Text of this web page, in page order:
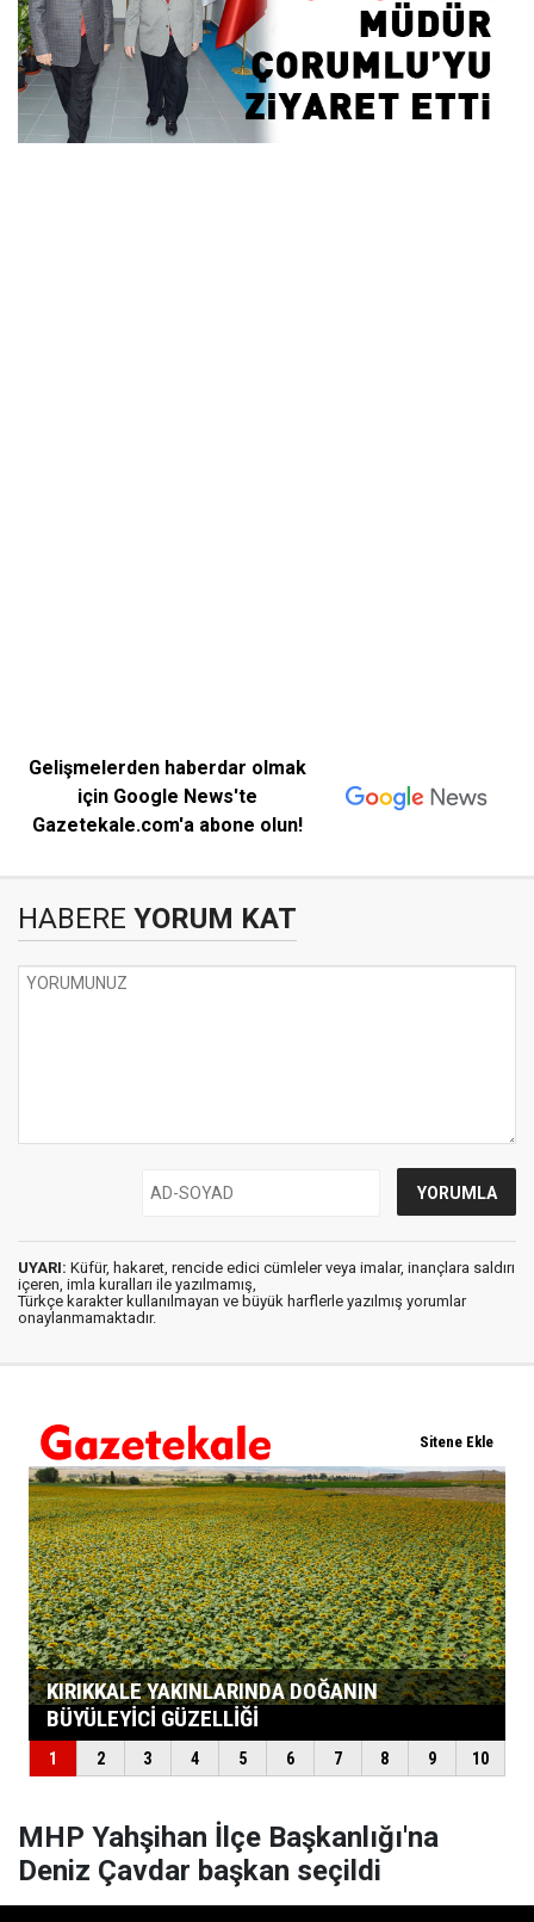
Gelişmelerden haberdar olmak
için Google News'te
Gazetekale.com'a abone olun!
HABERE YORUM KAT
UYARI: Küfür, hakaret, rencide edici cümleler veya imalar, inançlara saldırı
içeren, imla kuralları ile yazılmamış,
Türkçe karakter kullanılmayan ve büyük harflerle yazılmış yorumlar
onaylanmamaktadır.
MHP Yahşihan İlçe Başkanlığı'na
Deniz Çavdar başkan seçildi